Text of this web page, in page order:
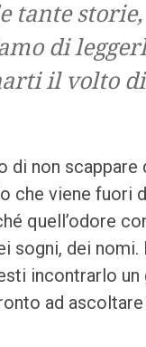
tante
di
il volto
di non scappare
che viene fuori
quell’odore
sogni, dei nomi.
incontrarlo un
ad